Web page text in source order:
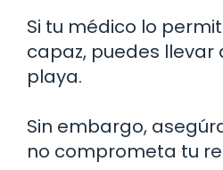
Si tu médico lo
capaz, puedes llevar
playa.
Sin embargo,
no comprometa tu